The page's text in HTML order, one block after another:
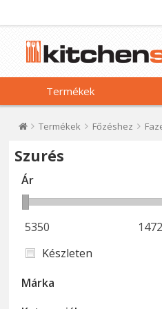
Termékek
Termékek Főzéshez
Szurés
Ár
5350
Készleten
Márka